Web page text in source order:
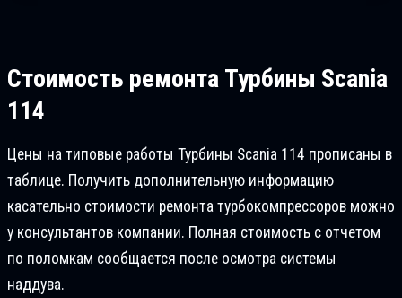
Стоимость ремонта Турбины Scania
114
Цены на типовые работы Турбины Scania 114 прописаны в
таблице. Получить дополнительную информацию
касательно стоимости ремонта турбокомпрессоров можно
у консультантов компании. Полная стоимость с отчетом
по поломкам сообщается после осмотра системы
наддува.